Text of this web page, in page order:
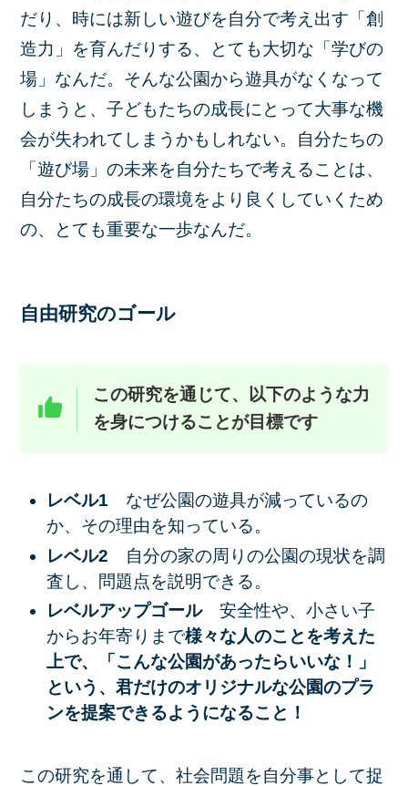
だり、時には新しい遊びを自分で考え出す「創
造力」を育んだりする、とても大切な「学びの
場」なんだ。そんな公園から遊具がなくなって
しまうと、子どもたちの成長にとって大事な機
会が失われてしまうかもしれない。自分たちの
「遊び場」の未来を自分たちで考えることは、
自分たちの成長の環境をより良くしていくため
の、とても重要な一歩なんだ。
自由研究のゴール
この研究を通じて、以下のような力
を身につけることが目標です
レベル1 なぜ公園の遊具が減っているの
か、その理由を知っている。
レベル2
自分の家の周りの公園の現状を調
査し、問題点を説明できる。
レベルアップゴール 安全性や、小さい子
からお年寄りまで様々な人のことを考えた
上で、「こんな公園があったらいいな！」
という、君だけのオリジナルな公園のプラ
ンを提案できるようになること！
この研究を通して、社会問題を自分事として捉